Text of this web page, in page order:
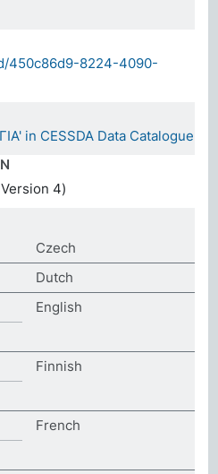
450c86d9-8224-4090-
in CESSDA Data Catalogue
4)
Czech
Dutch
English
Finnish
French